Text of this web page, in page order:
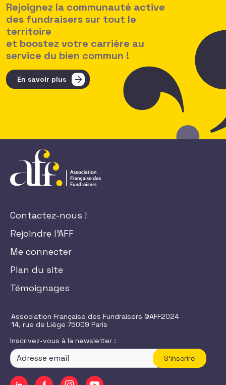
Rejoignez la communauté active
des fundraisers sur tout le
territoire
et boostez votre carrière au
service du bien commun !
En savoir plus
Contactez-nous !
Rejoindre l'AFF
Me connecter
Plan du site
Témoignages
Association Française des Fundraisers ©AFF2024
14, rue de Liège 75009 Paris
Inscrivez-vous à la newsletter :
S'inscrire